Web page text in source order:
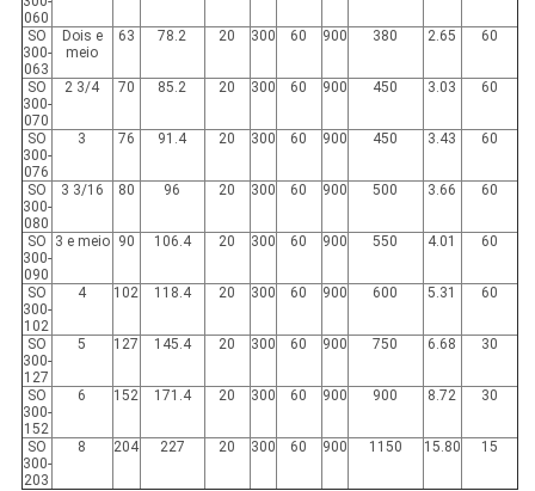
060
SO
300-
063
Dois e
meio
63 78.2 20 300 60 900 380 2.65 60
SO
300-
070
2 3/4 70 85.2 20 300 60 900 450 3.03 60
SO
300-
076
3 76 91.4 20 300 60 900 450 3.43 60
SO
300-
080
3 3/16 80 96 20 300 60 900 500 3.66 60
SO
300-
090
3 e meio 90 106.4 20 300 60 900 550 4.01 60
SO
300-
102
4 102 118.4 20 300 60 900 600 5.31 60
SO
300-
127
5 127 145.4 20 300 60 900 750 6.68 30
SO
300-
152
6 152 171.4 20 300 60 900 900 8.72 30
SO
300-
203
8 204 227 20 300 60 900 1150 15.80 15